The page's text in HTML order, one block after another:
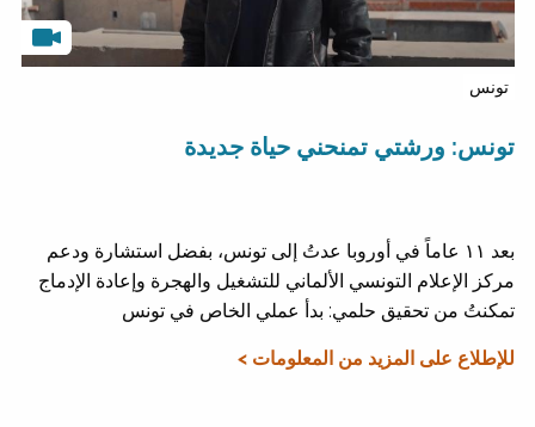
تونس
تونس: ورشتي تمنحني حياة جديدة
بعد ١١ عاماً في أوروبا عدتُ إلى تونس، بفضل استشارة ودعم
مركز الإعلام التونسي الألماني للتشغيل والهجرة وإعادة الإدماج
تمكنتُ من تحقيق حلمي: بدأ عملي الخاص في تونس
للإطلاع على المزيد من المعلومات >